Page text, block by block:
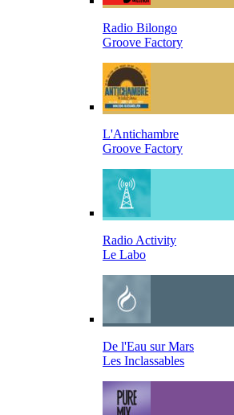
Radio Bilongo
Groove Factory
L'Antichambre
Groove Factory
Radio Activity
Le Labo
De l'Eau sur Mars
Les Inclassables